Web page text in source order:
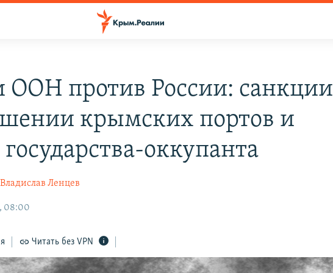
против России: санкции
крымских портов и
государства-оккупанта
Владислав Ленцев
08:00
Читать без VPN